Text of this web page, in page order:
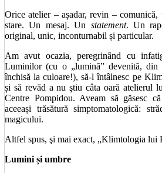
Orice atelier – așadar, revin –
stare. Un mesaj. Un statement. Un
original, unic, inconturnabil și particular.
Am avut ocazia, peregrinând cu
Luminilor (cu o „lumină” devenită,
închisă la culoare!), să-l întâlnesc pe
și să revăd a nu ştiu câta oară atelierul
Centre Pompidou. Aveam să găsesc
aceeași trăsătură simptomatologică:
magicului.
Altfel spus, şi mai exact, „Klimtologia lui
Lumini și umbre